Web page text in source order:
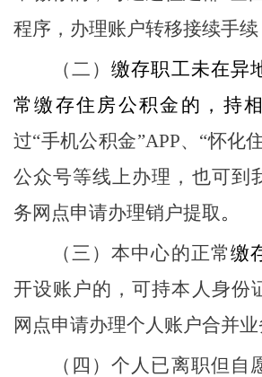
程序，办理账户转移接续手续
（二）缴存职工未在异
常缴存住房公积金的，持
过“手机公积金”APP、 “怀化
公众号等线上办理，也可到
务网点申请办理销户提取 。
（三）本中心的正常缴
开设账户的，可持本人身份
网点申请办理个人账户合并业
（ 四 ）个人已离职但自